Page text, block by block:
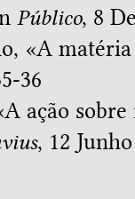
Público, 8
«A matéria
36
A ação sobre
, 12